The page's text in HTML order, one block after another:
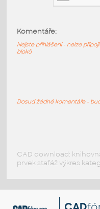
F3D
Komentáře:
Nejste přihlášeni - nelze
bloků
Dosud žádné komentáře -
CAD download:
prvek stafáž výkres